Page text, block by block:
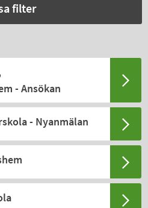
filter
- Ansökan
- Nyanmälan